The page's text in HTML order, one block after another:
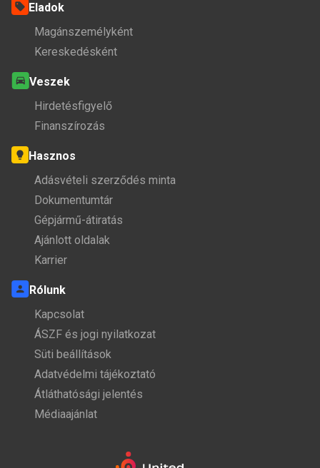
Eladok
Magánszemélyként
Kereskedésként
Veszek
Hirdetésfigyelő
Finanszírozás
Hasznos
Adásvételi szerződés minta
Dokumentumtár
Gépjármű-átiratás
Ajánlott oldalak
Karrier
Rólunk
Kapcsolat
ÁSZF és jogi nyilatkozat
Süti beállítások
Adatvédelmi tájékoztató
Átláthatósági jelentés
Médiaajánlat